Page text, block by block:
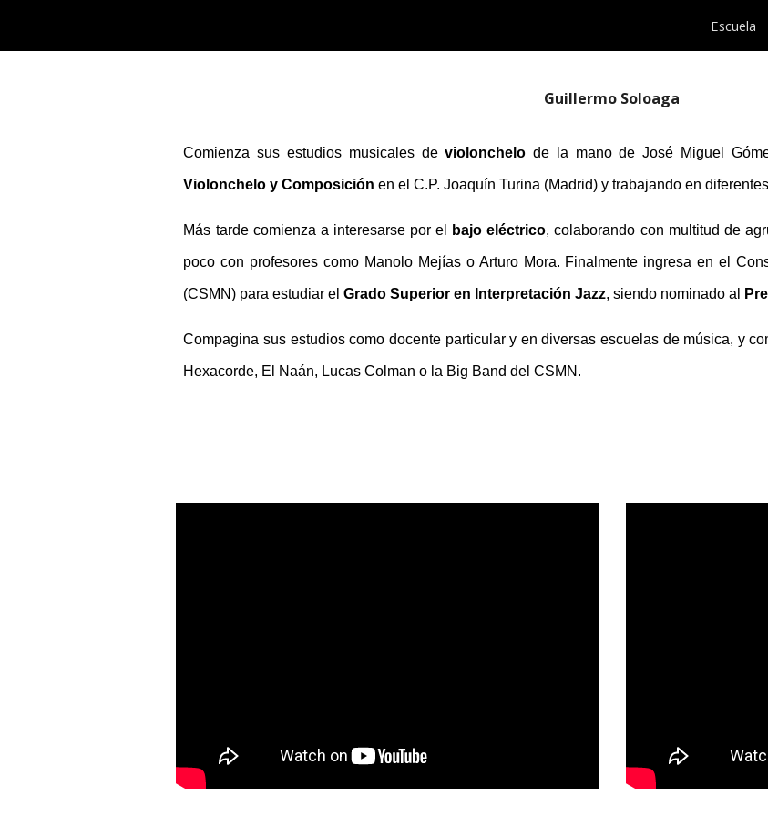
Skip to
Escuela
Guillermo Soloaga
Comienza sus estudios musicales deviolonchelo de la mano de José Miguel
Violonchelo y Composiciónen el C.P. Joaquín Turina (Madrid) y trabajando en
Más tarde comienza a interesarse por el bajo eléctrico, colaborando con multitud de
poco con profesores como Manolo Mejías o Arturo Mora. Finalmente ingresa en el
(CSMN) para estudiar elGrado Superior en Interpretación Jazz, siendo nominado al
Compagina sus estudios como docente particular y en diversas escuelas de música, y
Hexacorde, El Naán, Lucas Colman o la Big Band del CSMN.